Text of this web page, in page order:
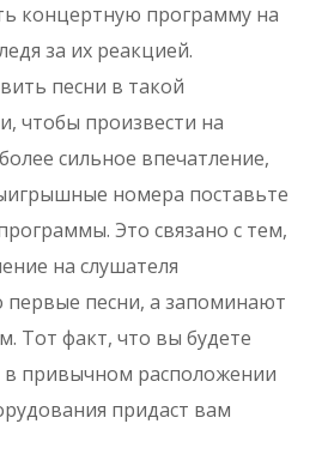
концертную программу на
за их реакцией.
песни в такой
чтобы произвести на
сильное впечатление,
номера поставьте
Это связано с тем,
на слушателя
песни, а запоминают
Тот факт, что вы будете
в привычном расположении
придаст вам